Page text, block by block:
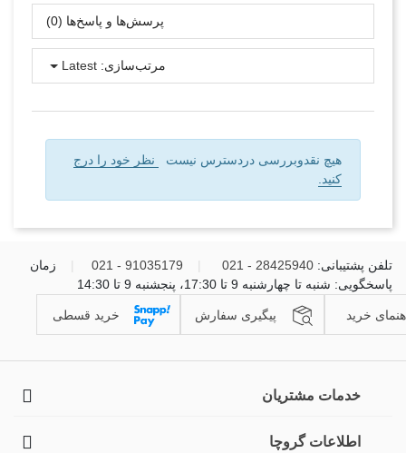
پرسش‌ها و پاسخ‌ها (0)
مرتب‌سازی: Latest
هیچ نقدوبررسی دردسترس نیست
نظر خود را درج
کنید.
تلفن پشتیبانی: 28425940 - 021
91035179 - 021
زمان
پاسخگویی: شنبه تا چهارشنبه 9 تا 17:30، پنجشنبه 9 تا 14:30
خرید پیگیری سفارش خرید قسطی
خدمات مشتریان
اطلاعات گروچا